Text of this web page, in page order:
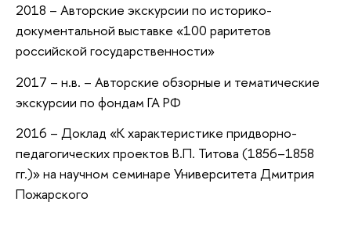
2018 – Авторские экскурсии по историко-
документальной выставке «100 раритетов
российской государственности»
2017 – н.в. – Авторские обзорные и тематические
экскурсии по фондам ГА РФ
2016 – Доклад «К характеристике придворно-
педагогических проектов В.П. Титова (1856–1858
гг.)» на научном семинаре Университета Дмитрия
Пожарского